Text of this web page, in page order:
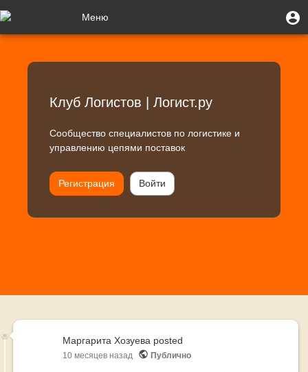
основному
Клуб
Логистов
Логист.ру
Меню
учётной
пользователя
Меню
Toggle
navigation
Клуб Логистов | Логист.ру
Сообщество специалистов по логистике и
управлению цепями поставок
Регистрация Войти
Маргарита Хозуева posted
10 месяцев назад Публично